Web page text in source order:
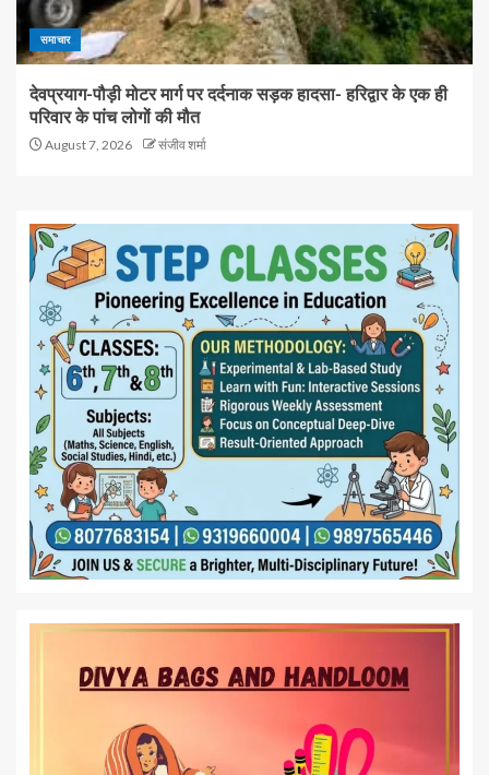
समाचार
देवप्रयाग-पौड़ी मोटर मार्ग पर दर्दनाक सड़क हादसा- हरिद्वार के एक ही
परिवार के पांच लोगों की मौत
August 7, 2026 संजीव शर्मा